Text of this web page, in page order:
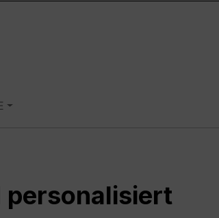
personalisiert